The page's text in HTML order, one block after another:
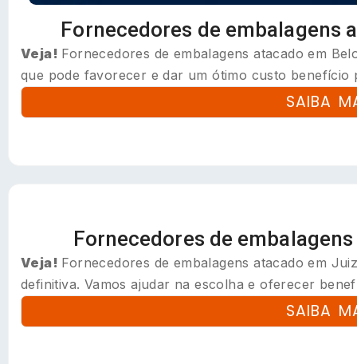
Fornecedores de embalagens
Veja! Fornecedores de embalagens atacado em
que pode favorecer e dar um ótimo custo benefício
SAIBA
Fornecedores de
Veja! Fornecedores de embalagens atacado em
definitiva. Vamos ajudar na escolha e oferecer
SAIBA